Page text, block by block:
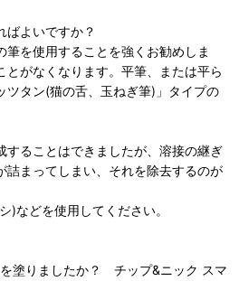
ばよいですか？
を使用することを強くお勧めしま
とがなくなります。平筆、または平ら
ツタン(猫の舌、玉ねぎ筆)」タイプの
することはできましたが、溶接の継ぎ
詰まってしまい、それを除去するのが
などを使用してください。
塗りましたか？ チップ&ニック スマ